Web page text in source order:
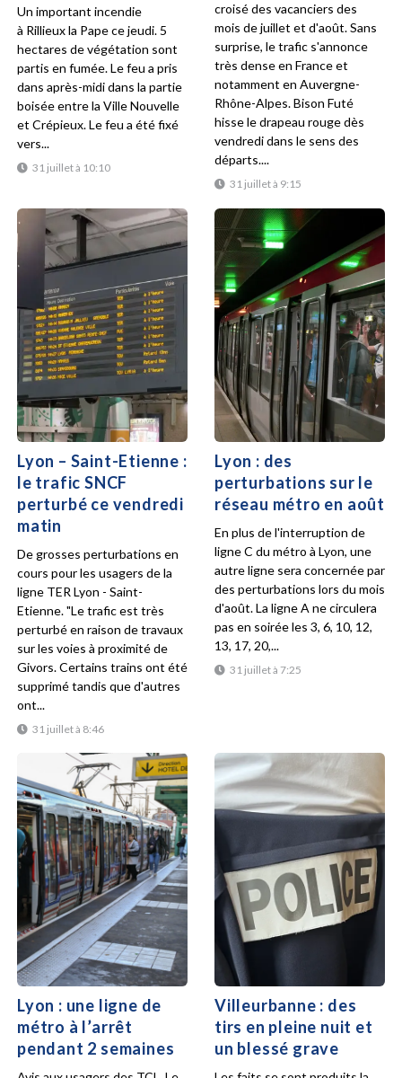
31 juillet à 10:10
Un important incendie
à Rillieux la Pape ce jeudi. 5
hectares de végétation sont
partis en fumée. Le feu a pris
dans après-midi dans la partie
boisée entre la Ville Nouvelle
et Crépieux. Le feu a été fixé
vers...
31 juillet à 9:15
croisé des vacanciers des
mois de juillet et d'août. Sans
surprise, le trafic s'annonce
très dense en France et
notamment en Auvergne-
Rhône-Alpes. Bison Futé
hisse le drapeau rouge dès
vendredi dans le sens des
départs....
Lyon – Saint-Etienne :
le trafic SNCF
perturbé ce vendredi
matin
31 juillet à 8:46
De grosses perturbations en
cours pour les usagers de la
ligne TER Lyon - Saint-
Etienne. "Le trafic est très
perturbé en raison de travaux
sur les voies à proximité de
Givors. Certains trains ont été
supprimé tandis que d'autres
ont...
Lyon : des
perturbations sur le
réseau métro en août
31 juillet à 7:25
En plus de l'interruption de
ligne C du métro à Lyon, une
autre ligne sera concernée par
des perturbations lors du mois
d'août. La ligne A ne circulera
pas en soirée les 3, 6, 10, 12,
13, 17, 20,...
Lyon : une ligne de
métro à l’arrêt
pendant 2 semaines
Villeurbanne : des
tirs en pleine nuit et
un blessé grave